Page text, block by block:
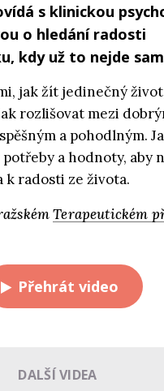
s klinickou
o hledání radosti
kdy už to nejde
jak žít jedinečný
rozlišovat mezi
a pohodlným.
a hodnoty, aby
radosti ze života.
Terapeutickém
Přehrát video
DALŠÍ VIDEA